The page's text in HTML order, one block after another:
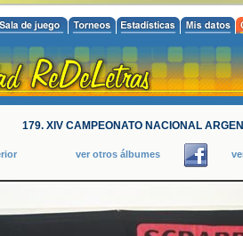
179. XIV CAMPEONATO NACIONAL
ver otros álbumes